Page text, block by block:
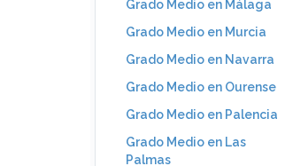
Grado Medio en Málaga
Grado Medio en Murcia
Grado Medio en Navarra
Grado Medio en Ourense
Grado Medio en Palencia
Grado Medio en Las
Palmas